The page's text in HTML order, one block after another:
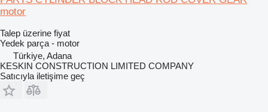
motor
Talep üzerine fiyat
Yedek parça - motor
Türkiye, Adana
KESKIN CONSTRUCTION LIMITED COMPANY
Satıcıyla iletişime geç